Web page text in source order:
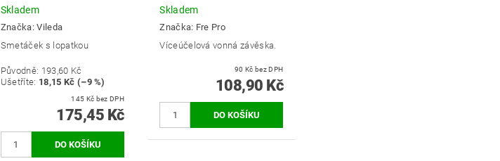
Skladem
Značka:Vileda
Smetáček s lopatkou
Původně: 193,60 Kč
Ušetříte: 18,15 Kč (–9 %)
145 Kč bez DPH
175,45 Kč
Skladem
Značka: Fre Pro
Víceúčelová vonná závěska.
90 Kč bez DPH
108,90 Kč